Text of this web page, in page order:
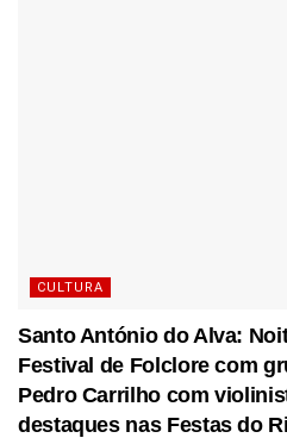
CULTURA
Santo António do Alva:
Festival de Folclore com
Pedro Carrilho com
destaques nas Festas do